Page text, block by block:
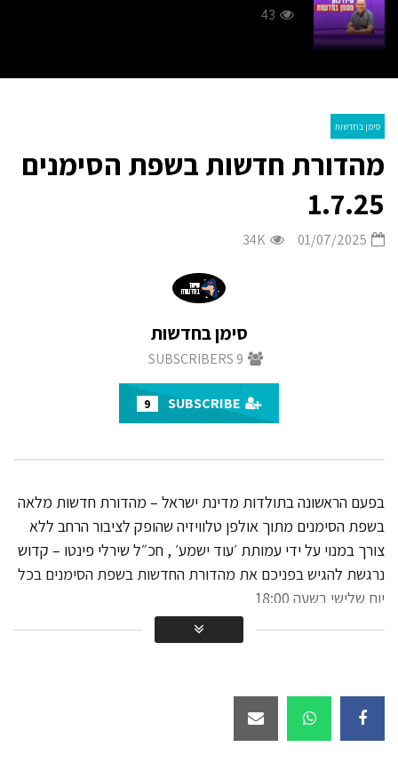
43
פרק 2 – לוחמה בדרום
פרק 3 – ביקור ביידן נשיא ארה״ב
יהדות התורה מחוץ לקואליציה
ולממשלה?
20.1K
ח״כ לשעבר שירלי פינטו קדוש-
הערב בשידור חי – מהדורת החדשות
בשפת הסימנים עם ח״כ לשעבר שירלי
פינטו קדוש!
21K
הערב בשידור חי! מהדורת חדשות בשפת
שידור חי! חדשות בשפת הסימנים עם
ח״כ לשעבר שירלי פינטו קדוש.
סימן בחדשות
מהדורת חדשות בשפת הסימנים
1.7.25
01/07/2025
34K
סימן בחדשות
9
SUBSCRIBERS
9
בפעם הראשונה בתולדות מדינת ישראל – מהדורת חדשות מלאה
בשפת הסימנים מתוך אולפן טלוויזיה שהופק לציבור הרחב ללא
צורך במנוי על ידי עמותת ׳עוד ישמע׳ , חכ״ל שירלי פינטו – קדוש
נרגשת להגיש בפניכם את מהדורת החדשות בשפת הסימנים בכל
יום שלישי בשעה 18:00